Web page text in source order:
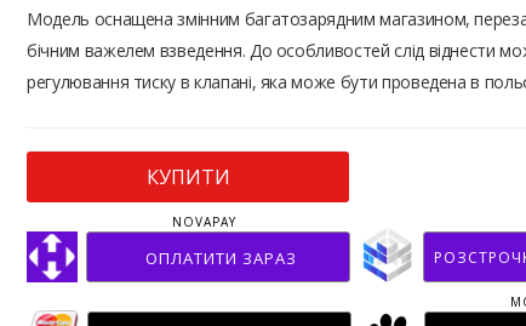
Модель оснащена змінним багатозарядним магазином,
бічним важелем взведення. До особливостей слід віднести
регулювання тиску в клапані, яка може бути проведена в
КУПИТИ
ОПЛАТИТИ ЗАРАЗ
NOVAPAY